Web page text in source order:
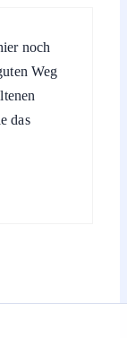
noch
Weg
das